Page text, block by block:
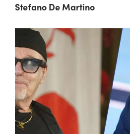
Stefano De Martino